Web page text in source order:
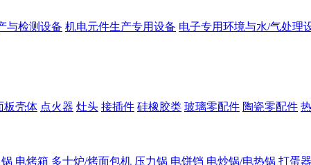
与检测设备 机电元件生产专用设备 电子专用环境与水/气处理
板壳体 点火器 灶头 接插件 硅橡胶类 玻璃零配件 陶瓷零配件
电烤箱 多士炉/烤面包机 压力锅 电饼铛 电炒锅/电热锅 打蛋器